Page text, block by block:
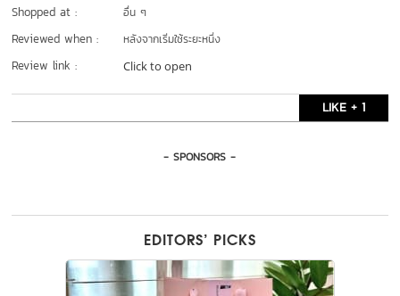
Shopped at : อื่น ๆ
Reviewed when : หลังจากเริ่มใช้ระยะหนึ่ง
Review link : Click to open
LIKE + 1
- SPONSORS -
EDITORS’ PICKS